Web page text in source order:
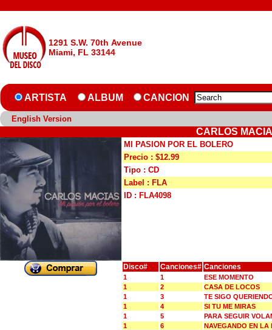
1291 S.W. 70th Avenue
Miami, FL 33144
ARTISTA ALBUM CANCION
English Version
CARLOS
MI PASION POR EL BOLERO
Precio : $12.99
Tipo : CD
Label : FLA
ID : FLA4098
Disco# Canciones# Canciones
1 1
ESE MOMENTO
1
2
CASA DE LOCOS
1
3
TE SIGO
1
4
SI TU ME MIRAS
1
5
PARA SEGUIR
1
6
NAVEGANDO EN LA